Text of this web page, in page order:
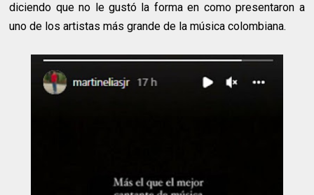
diciendo que no le gustó la forma en como presentaron a
uno de los artistas más grande de la música colombiana.